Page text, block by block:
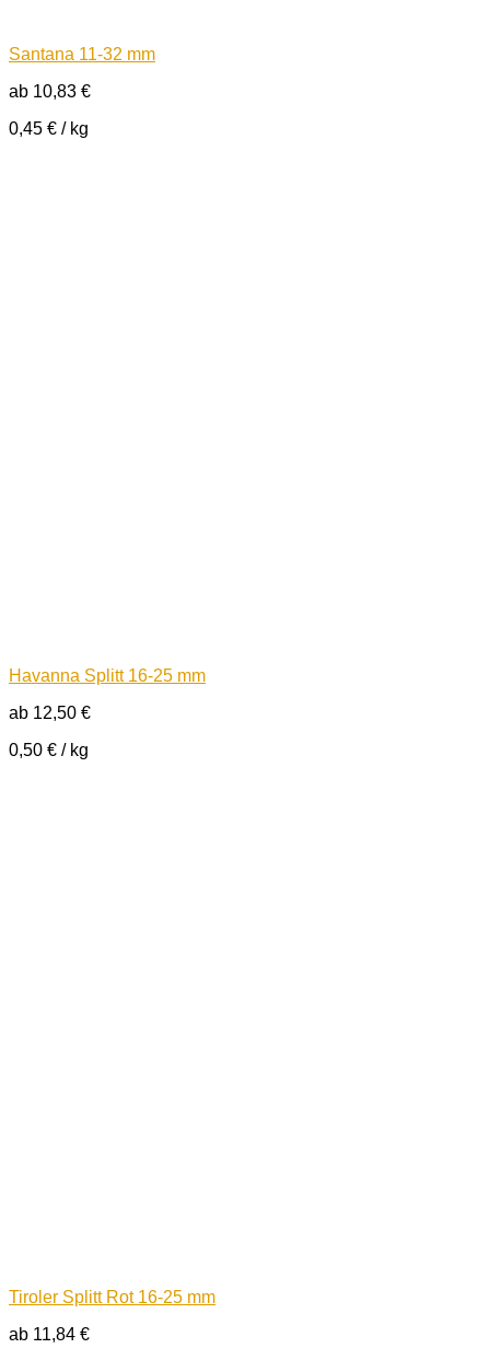
Santana 11-32 mm
ab 10,83 €
0,45 € / kg
Havanna Splitt 16-25 mm
ab 12,50 €
0,50 € / kg
Tiroler Splitt Rot 16-25 mm
ab 11,84 €